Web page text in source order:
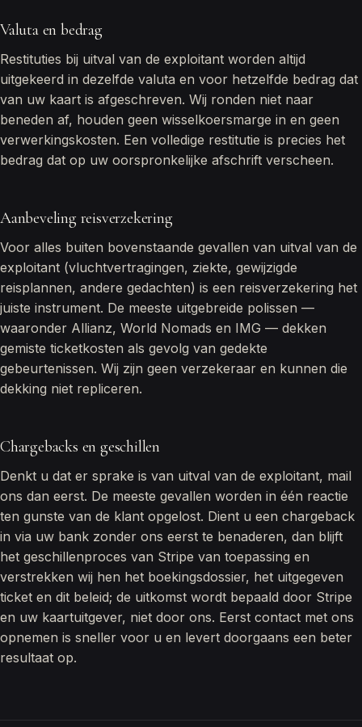
Valuta en bedrag
Restituties bij uitval van de exploitant worden altijd
uitgekeerd in dezelfde valuta en voor hetzelfde bedrag dat
van uw kaart is afgeschreven. Wij ronden niet naar
beneden af, houden geen wisselkoersmarge in en geen
verwerkingskosten. Een volledige restitutie is precies het
bedrag dat op uw oorspronkelijke afschrift verscheen.
Aanbeveling reisverzekering
Voor alles buiten bovenstaande gevallen van uitval van de
exploitant (vluchtvertragingen, ziekte, gewijzigde
reisplannen, andere gedachten) is een reisverzekering het
juiste instrument. De meeste uitgebreide polissen —
waaronder Allianz, World Nomads en IMG — dekken
gemiste ticketkosten als gevolg van gedekte
gebeurtenissen. Wij zijn geen verzekeraar en kunnen die
dekking niet repliceren.
Chargebacks en geschillen
Denkt u dat er sprake is van uitval van de exploitant, mail
ons dan eerst. De meeste gevallen worden in één reactie
ten gunste van de klant opgelost. Dient u een chargeback
in via uw bank zonder ons eerst te benaderen, dan blijft
het geschillenproces van Stripe van toepassing en
verstrekken wij hen het boekingsdossier, het uitgegeven
ticket en dit beleid; de uitkomst wordt bepaald door Stripe
en uw kaartuitgever, niet door ons. Eerst contact met ons
opnemen is sneller voor u en levert doorgaans een beter
resultaat op.